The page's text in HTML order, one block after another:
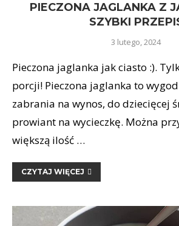
PIECZONA JAGLANKA Z
SZYBKI
3 lutego, 2024
Pieczona jaglanka jak ciasto :).
porcji! Pieczona jaglanka to
zabrania na wynos, do dziecięcej
prowiant na wycieczkę. Można
większą ilość …
CZYTAJ WIĘCEJ